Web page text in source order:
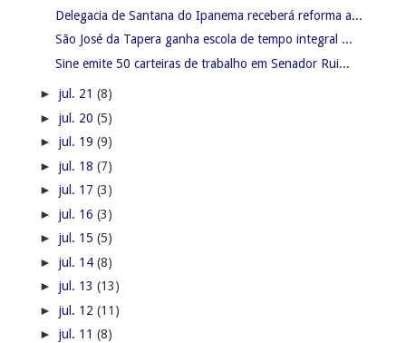
Delegacia de Santana do Ipanema receberá reforma a...
São José da Tapera ganha escola de tempo integral ...
Sine emite 50 carteiras de trabalho em Senador Rui...
► jul. 21 (8)
► jul. 20 (5)
► jul. 19 (9)
► jul. 18 (7)
► jul. 17 (3)
► jul. 16 (3)
► jul. 15 (5)
► jul. 14 (8)
► jul. 13 (13)
► jul. 12 (11)
► jul. 11 (8)